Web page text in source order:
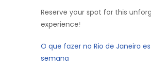
Reserve your spot for this
experience!
O que fazer no Rio de Janeiro
semana